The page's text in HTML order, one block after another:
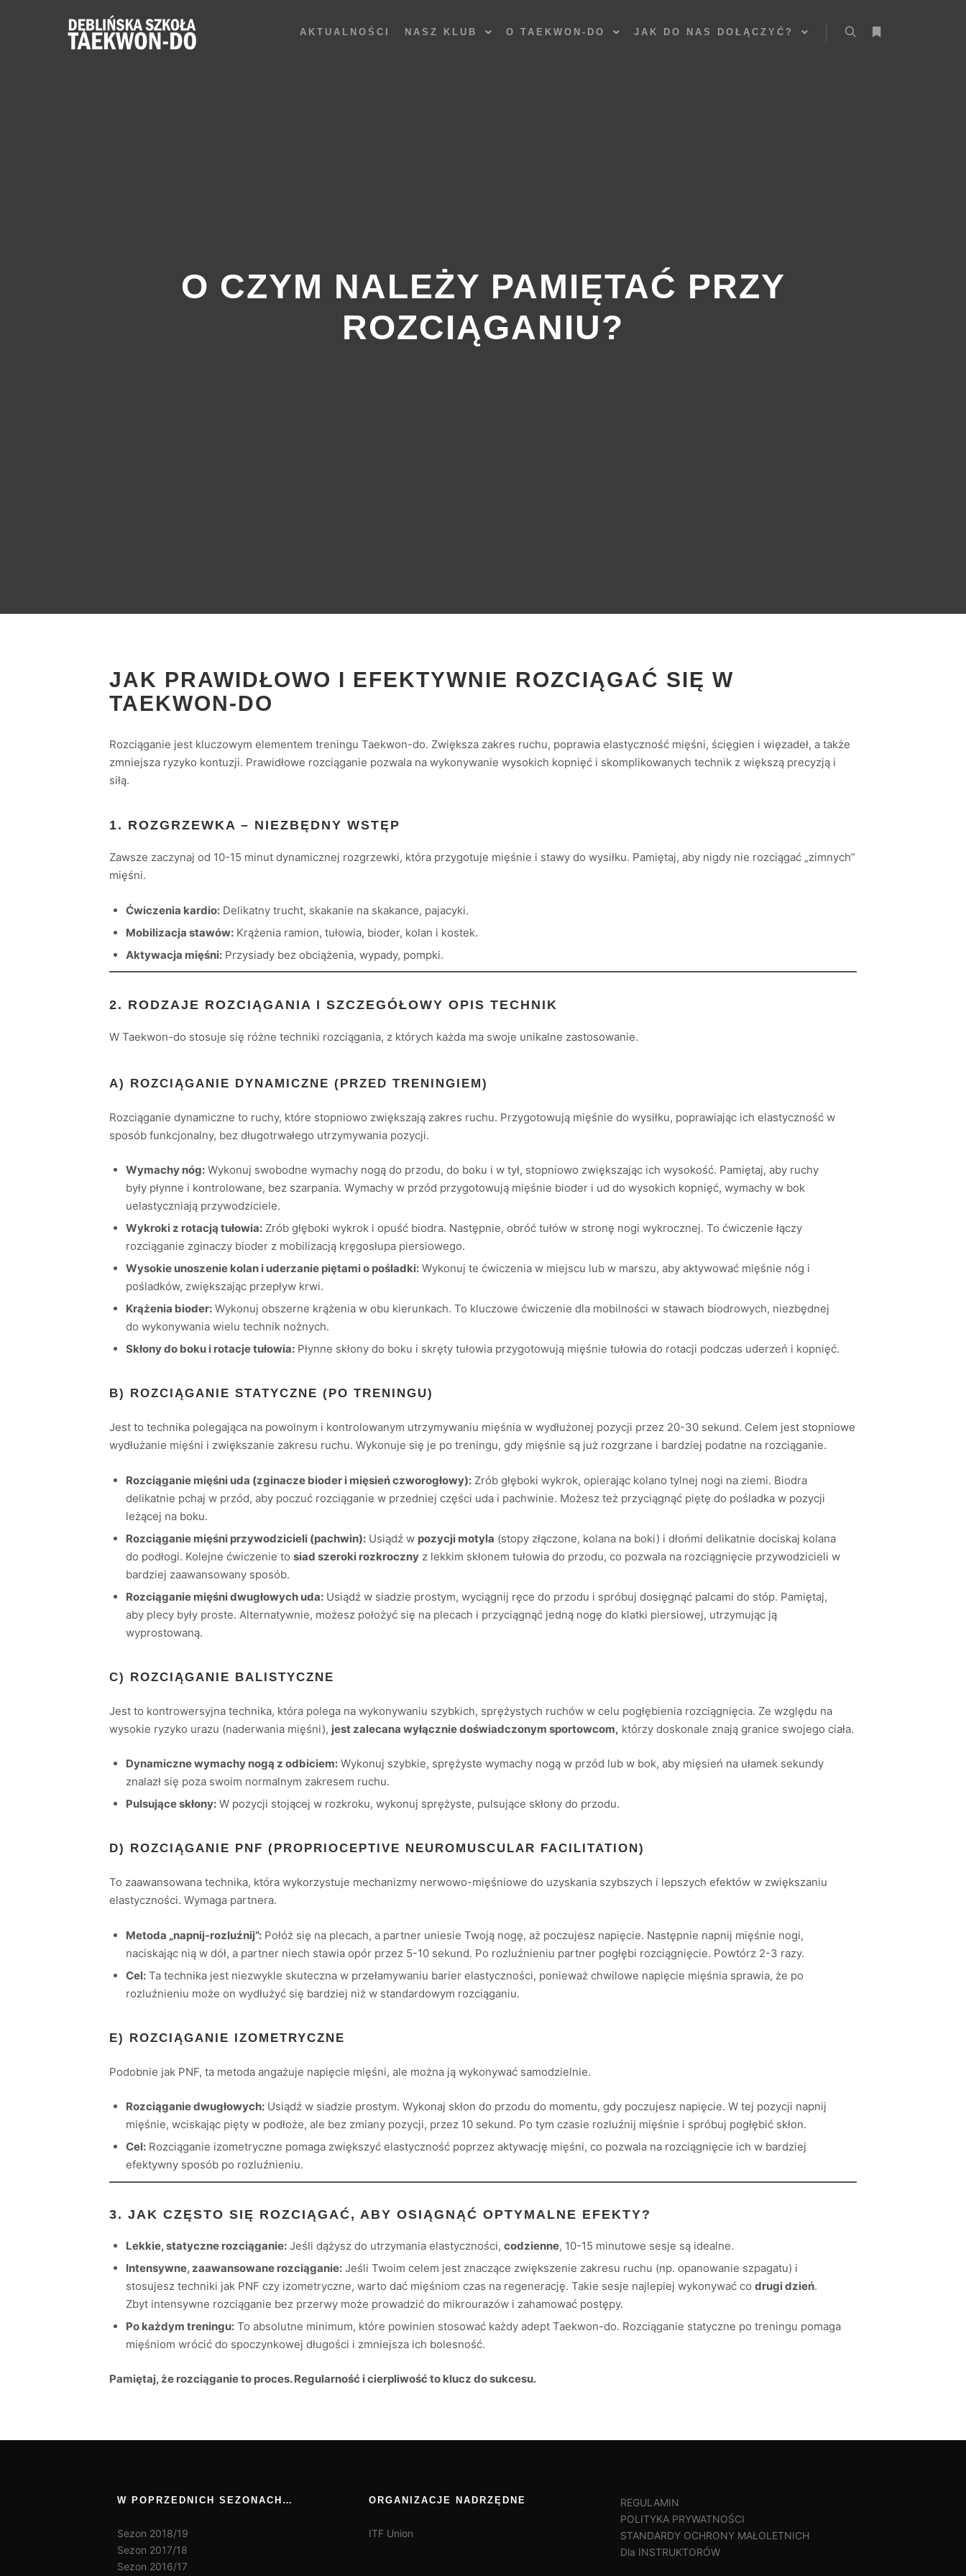
AKTUALNOŚCI NASZ KLUB O TAEKWON-DO
JAK DO NAS DOŁĄCZYĆ?
O CZYM NALEŻY PAMIĘTAĆ PRZY
ROZCIĄGANIU?
JAK PRAWIDŁOWO I EFEKTYWNIE ROZCIĄGAĆ SIĘ W
TAEKWON-DO
Rozciąganie jest kluczowym elementem treningu Taekwon-do. Zwiększa zakres ruchu, poprawia elastyczność mięśni, ścięgien i więzadeł, a także
zmniejsza ryzyko kontuzji. Prawidłowe rozciąganie pozwala na wykonywanie wysokich kopnięć i skomplikowanych technik z większą precyzją i
siłą.
1. ROZGRZEWKA – NIEZBĘDNY WSTĘP
Zawsze zaczynaj od 10-15 minut dynamicznej rozgrzewki, która przygotuje mięśnie i stawy do wysiłku. Pamiętaj, aby nigdy nie rozciągać „zimnych”
mięśni.
Ćwiczenia kardio:Delikatny trucht, skakanie na skakance, pajacyki.
Mobilizacja stawów:Krążenia ramion, tułowia, bioder, kolan i kostek.
Aktywacja mięśni:Przysiady bez obciążenia, wypady, pompki.
2. RODZAJE ROZCIĄGANIA I SZCZEGÓŁOWY OPIS TECHNIK
W Taekwon-do stosuje się różne techniki rozciągania, z których każda ma swoje unikalne zastosowanie.
A) ROZCIĄGANIE DYNAMICZNE (PRZED TRENINGIEM)
Rozciąganie dynamiczne to ruchy, które stopniowo zwiększają zakres ruchu. Przygotowują mięśnie do wysiłku, poprawiając ich elastyczność w
sposób funkcjonalny, bez długotrwałego utrzymywania pozycji.
Wymachy nóg:Wykonuj swobodne wymachy nogą do przodu, do boku i w tył, stopniowo zwiększając ich wysokość. Pamiętaj, aby ruchy
były płynne i kontrolowane, bez szarpania. Wymachy w przód przygotowują mięśnie bioder i ud do wysokich kopnięć, wymachy w bok
uelastyczniają przywodziciele.
Wykroki z rotacją tułowia:Zrób głęboki wykrok i opuść biodra. Następnie, obróć tułów w stronę nogi wykrocznej. To ćwiczenie łączy
rozciąganie zginaczy bioder z mobilizacją kręgosłupa piersiowego.
Wysokie unoszenie kolan i uderzanie piętami o pośladki:Wykonuj te ćwiczenia w miejscu lub w marszu, aby aktywować mięśnie nóg i
pośladków, zwiększając przepływ krwi.
Krążenia bioder:Wykonuj obszerne krążenia w obu kierunkach. To kluczowe ćwiczenie dla mobilności w stawach biodrowych, niezbędnej
do wykonywania wielu technik nożnych.
Skłony do boku i rotacje tułowia:Płynne skłony do boku i skręty tułowia przygotowują mięśnie tułowia do rotacji podczas uderzeń i kopnięć.
B) ROZCIĄGANIE STATYCZNE (PO TRENINGU)
Jest to technika polegająca na powolnym i kontrolowanym utrzymywaniu mięśnia w wydłużonej pozycji przez 20-30 sekund. Celem jest stopniowe
wydłużanie mięśni i zwiększanie zakresu ruchu. Wykonuje się je po treningu, gdy mięśnie są już rozgrzane i bardziej podatne na rozciąganie.
Rozciąganie mięśni uda (zginacze bioder i mięsień czworogłowy):Zrób głęboki wykrok, opierając kolano tylnej nogi na ziemi. Biodra
delikatnie pchaj w przód, aby poczuć rozciąganie w przedniej części uda i pachwinie. Możesz też przyciągnąć piętę do pośladka w pozycji
leżącej na boku.
Rozciąganie mięśni przywodzicieli (pachwin):Usiądź w pozycji motyla (stopy złączone, kolana na boki) i dłońmi delikatnie dociskaj kolana
do podłogi. Kolejne ćwiczenie to siad szeroki rozkrocznyz lekkim skłonem tułowia do przodu, co pozwala na rozciągnięcie przywodzicieli w
bardziej zaawansowany sposób.
Rozciąganie mięśni dwugłowych uda:Usiądź w siadzie prostym, wyciągnij ręce do przodu i spróbuj dosięgnąć palcami do stóp. Pamiętaj,
aby plecy były proste. Alternatywnie, możesz położyć się na plecach i przyciągnąć jedną nogę do klatki piersiowej, utrzymując ją
wyprostowaną.
C) ROZCIĄGANIE BALISTYCZNE
Jest to kontrowersyjna technika, która polega na wykonywaniu szybkich, sprężystych ruchów w celu pogłębienia rozciągnięcia. Ze względu na
wysokie ryzyko urazu (naderwania mięśni), jest zalecana wyłącznie doświadczonym sportowcom, którzy doskonale znają granice swojego ciała.
Dynamiczne wymachy nogą z odbiciem:Wykonuj szybkie, sprężyste wymachy nogą w przód lub w bok, aby mięsień na ułamek sekundy
znalazł się poza swoim normalnym zakresem ruchu.
Pulsujące skłony:W pozycji stojącej w rozkroku, wykonuj sprężyste, pulsujące skłony do przodu.
D) ROZCIĄGANIE PNF (PROPRIOCEPTIVE NEUROMUSCULAR FACILITATION)
To zaawansowana technika, która wykorzystuje mechanizmy nerwowo-mięśniowe do uzyskania szybszych i lepszych efektów w zwiększaniu
elastyczności. Wymaga partnera.
Metoda „napnij-rozluźnij”:Połóż się na plecach, a partner uniesie Twoją nogę, aż poczujesz napięcie. Następnie napnij mięśnie nogi,
naciskając nią w dół, a partner niech stawia opór przez 5-10 sekund. Po rozluźnieniu partner pogłębi rozciągnięcie. Powtórz 2-3 razy.
Cel:Ta technika jest niezwykle skuteczna w przełamywaniu barier elastyczności, ponieważ chwilowe napięcie mięśnia sprawia, że po
rozluźnieniu może on wydłużyć się bardziej niż w standardowym rozciąganiu.
E) ROZCIĄGANIE IZOMETRYCZNE
Podobnie jak PNF, ta metoda angażuje napięcie mięśni, ale można ją wykonywać samodzielnie.
Rozciąganie dwugłowych:Usiądź w siadzie prostym. Wykonaj skłon do przodu do momentu, gdy poczujesz napięcie. W tej pozycji napnij
mięśnie, wciskając pięty w podłoże, ale bez zmiany pozycji, przez 10 sekund. Po tym czasie rozluźnij mięśnie i spróbuj pogłębić skłon.
Cel:Rozciąganie izometryczne pomaga zwiększyć elastyczność poprzez aktywację mięśni, co pozwala na rozciągnięcie ich w bardziej
efektywny sposób po rozluźnieniu.
3. JAK CZĘSTO SIĘ ROZCIĄGAĆ, ABY OSIĄGNĄĆ OPTYMALNE EFEKTY?
Lekkie, statyczne rozciąganie:Jeśli dążysz do utrzymania elastyczności, codzienne, 10-15 minutowe sesje są idealne.
Intensywne, zaawansowane rozciąganie:Jeśli Twoim celem jest znaczące zwiększenie zakresu ruchu (np. opanowanie szpagatu) i
stosujesz techniki jak PNF czy izometryczne, warto dać mięśniom czas na regenerację. Takie sesje najlepiej wykonywać co drugi dzień.
Zbyt intensywne rozciąganie bez przerwy może prowadzić do mikrourazów i zahamować postępy.
Po każdym treningu:To absolutne minimum, które powinien stosować każdy adept Taekwon-do. Rozciąganie statyczne po treningu pomaga
mięśniom wrócić do spoczynkowej długości i zmniejsza ich bolesność.
Pamiętaj, że rozciąganie to proces. Regularność i cierpliwość to klucz do sukcesu.
W POPRZEDNICH SEZONACH…
Sezon 2018/19
Sezon 2017/18
Sezon 2016/17
ORGANIZACJE NADRZĘDNE
ITF Union
REGULAMIN
POLITYKA PRYWATNOŚCI
STANDARDY OCHRONY MAŁOLETNICH
Dla INSTRUKTORÓW